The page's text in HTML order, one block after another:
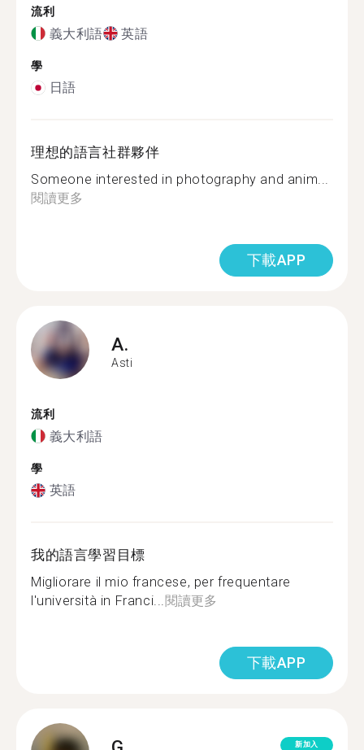
流利
義大利語 英語
學
日語
理想的語言社群夥伴
Someone interested in photography and anim...
閱讀更多
下載APP
A.
Asti
流利
義大利語
學
英語
我的語言學習目標
Migliorare il mio francese, per frequentare
l'università in Franci...閱讀更多
下載APP
新加入